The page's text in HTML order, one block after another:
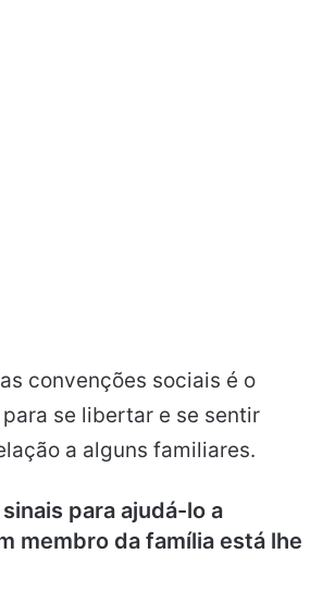
convenções sociais é o
se libertar e se sentir
a alguns familiares.
para ajudá-lo a
membro da família está lhe